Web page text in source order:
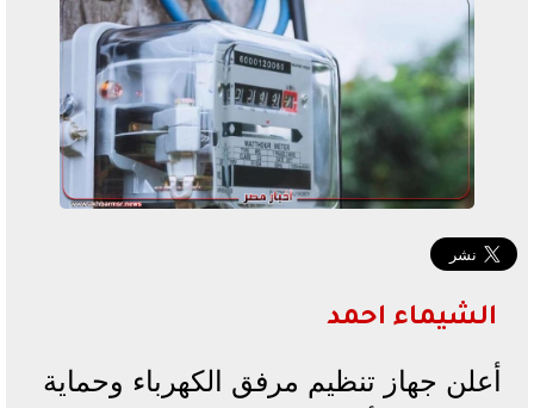
الشيماء احمد
أعلن جهاز تنظيم مرفق الكهرباء وحماية